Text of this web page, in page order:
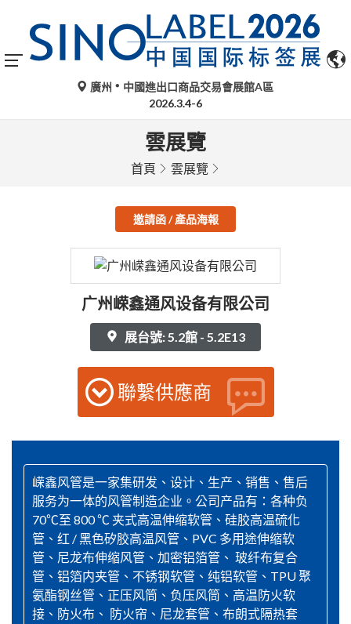
廣州
中國進出口商品交易會展館A區
2026.3.4-6
雲展覽
首頁 雲展覽
邀請函 / 產品海報
广州嵘鑫通风设备有限公司
展台號: 5.2館 - 5.2E13
聯繫供應商
嵘鑫风管是一家集研发、设计、生产、销售、售后
服务为一体的风管制造企业。公司产品有：各种负
70℃至 800 ℃ 夹式高温伸缩软管、硅胶高温硫化
管、红 / 黑色矽胶高温风管、PVC 多用途伸缩软
管、尼龙布伸缩风管、加密铝箔管、 玻纤布复合
管、铝箔内夹管、不锈钢软管、纯铝软管、TPU 聚
氨酯钢丝管、正压风筒、负压风筒、高温防火软
接、防火布、 防火帘、尼龙套管、布朗式隔热套